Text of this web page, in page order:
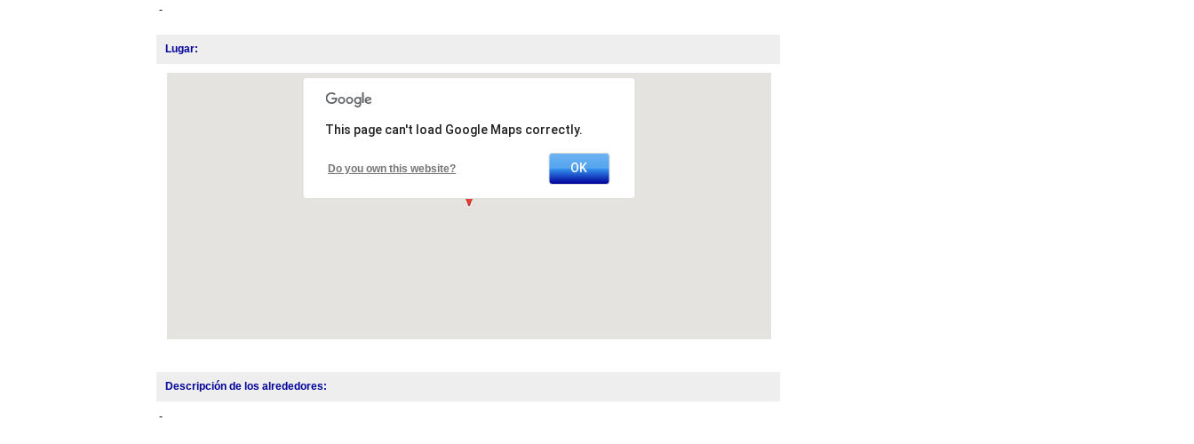
-
Lugar:
This page can't load Google Maps correctly.
Do you own this website? OK
Descripción de los alrededores:
-